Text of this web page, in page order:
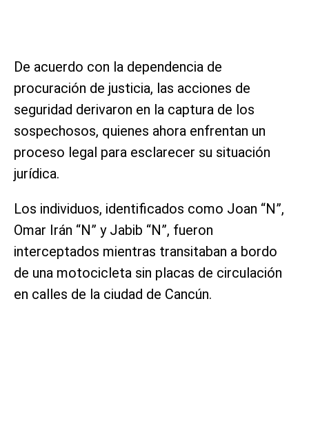
De acuerdo con la dependencia de
procuración de justicia, las acciones de
seguridad derivaron en la captura de los
sospechosos, quienes ahora enfrentan un
proceso legal para esclarecer su situación
jurídica.
Los individuos, identificados como Joan “N”,
Omar Irán “N” y Jabib “N”, fueron
interceptados mientras transitaban a bordo
de una motocicleta sin placas de circulación
en calles de la ciudad de Cancún.